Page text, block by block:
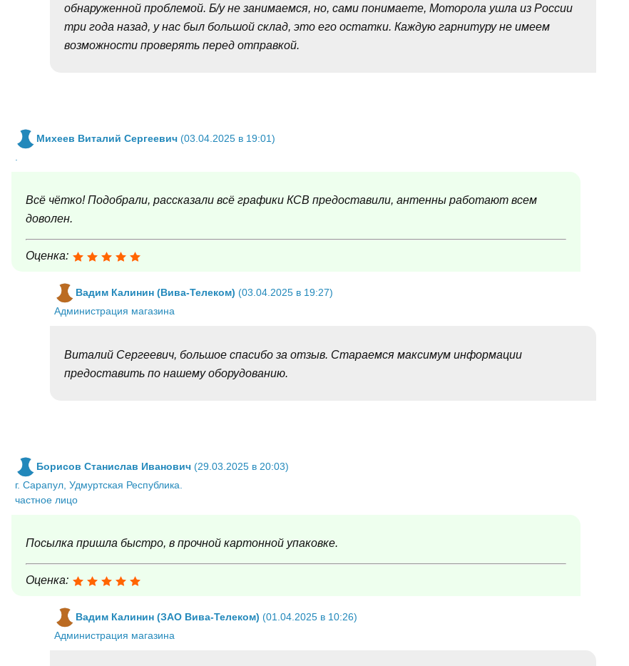
обнаруженной проблемой. Б/у не занимаемся, но, сами понимаете, Моторола ушла из России
три года назад, у нас был большой склад, это его остатки. Каждую гарнитуру не имеем
возможности проверять перед отправкой.
Михеев Виталий Сергеевич (03.04.2025 в 19:01)
Всё чётко! Подобрали, рассказали всё графики КСВ предоставили, антенны работают всем
доволен.
Оценка:
Вадим Калинин (Вива-Телеком) (03.04.2025 в 19:27)
Администрация магазина
Виталий Сергеевич, большое спасибо за отзыв. Стараемся максимум информации
предоставить по нашему оборудованию.
Борисов Станислав Иванович (29.03.2025 в 20:03)
г. Сарапул, Удмуртская Республика.
частное лицо
Посылка пришла быстро, в прочной картонной упаковке.
Оценка:
Вадим Калинин (ЗАО Вива-Телеком) (01.04.2025 в 10:26)
Администрация магазина